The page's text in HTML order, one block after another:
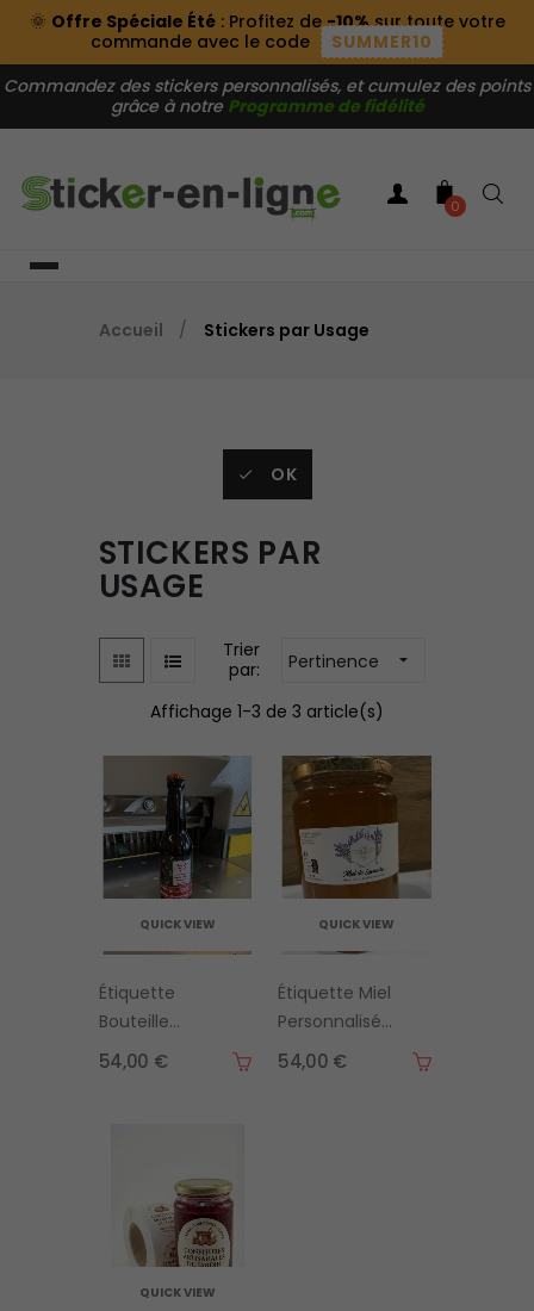
🌞 Offre Spéciale Été: Profitez de-10%sur toute votre
commande avec le code
SUMMER10
Commandez des stickers personnalisés, et cumulez des points
grâce à notre Programme de fidélité
0
Accueil Stickers par Usage
 OK
STICKERS PAR
USAGE
Trier
par:
Pertinence 
Affichage 1-3 de 3 article(s)
QUICK VIEW
Étiquette
Bouteille
Personnalisée
En Vinyle |...
54,00 €
QUICK VIEW
Étiquette Miel
Personnalisée
& Autocollant
Pot
54,00 €
QUICK VIEW